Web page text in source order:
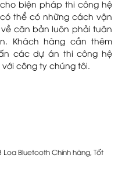
cho biện pháp thi công hệ
thể có những cách vận
căn bản luôn phải tuân
Khách hàng cần thêm
các dự án thi công hệ
công ty chúng tôi.
Loa Bluetooth Chính hãng, Tốt